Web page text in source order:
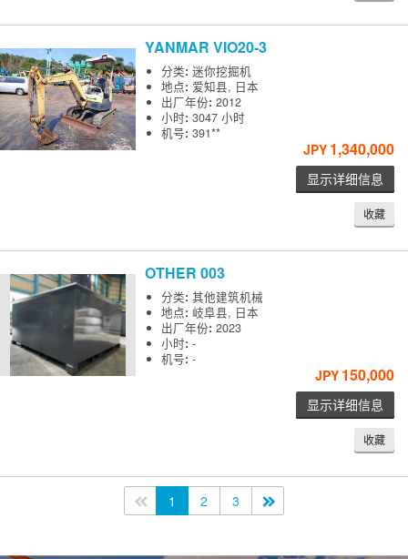
YANMARVIO20-3
分类:迷你挖掘机
地点: 爱知县, 日本
出厂年份:2012
小时:3047 小时
机号:391**
JPY 1,340,000
显示详细信息
收藏
OTHER003
分类:其他建筑机械
地点:岐阜县, 日本
出厂年份:2023
小时:-
机号:-
JPY 150,000
显示详细信息
收藏
<<1 2 3